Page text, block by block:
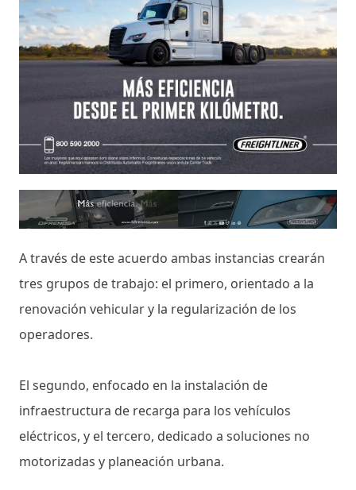
A través de este acuerdo ambas instancias crearán
tres grupos de trabajo: el primero, orientado a la
renovación vehicular y la regularización de los
operadores.
El segundo, enfocado en la instalación de
infraestructura de recarga para los vehículos
eléctricos, y el tercero, dedicado a soluciones no
motorizadas y planeación urbana.